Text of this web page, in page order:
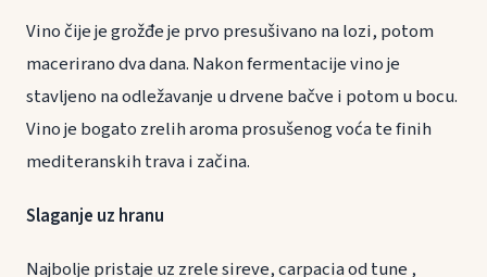
Vino čije je grožđe je prvo presušivano na lozi, potom
macerirano dva dana. Nakon fermentacije vino je
stavljeno na odležavanje u drvene bačve i potom u bocu.
Vino je bogato zrelih aroma prosušenog voća te finih
mediteranskih trava i začina.
Slaganje uz hranu
Najbolje pristaje uz zrele sireve, carpacia od tune ,